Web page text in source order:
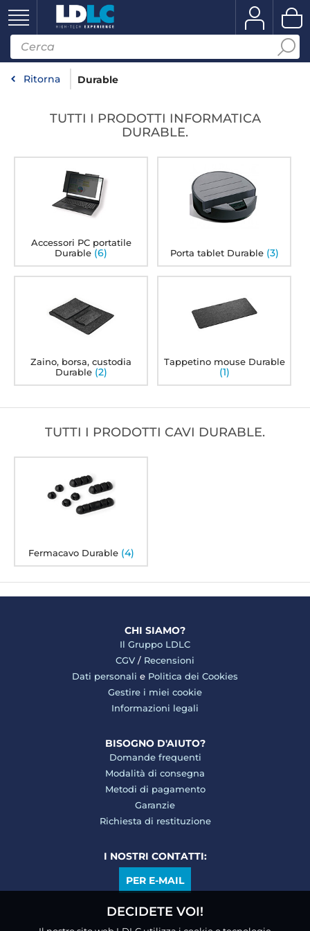
Ritorna Durable
TUTTI I PRODOTTI INFORMATICA
DURABLE.
Accessori PC portatile
Durable (6) Porta tablet Durable (3)
Zaino, borsa, custodia
Durable (2)
Tappetino mouse Durable
(1)
TUTTI I PRODOTTI CAVI DURABLE.
Fermacavo Durable (4)
CHI SIAMO?
Il Gruppo LDLC
CGV / Recensioni
Dati personali e Politica dei Cookies
Gestire i miei cookie
Informazioni legali
BISOGNO D'AIUTO?
Domande frequenti
Modalità di consegna
Metodi di pagamento
Garanzie
Richiesta di restituzione
I NOSTRI CONTATTI:
PER E-MAIL
DECIDETE VOI!